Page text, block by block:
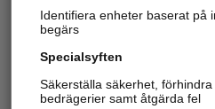
Identifiera enheter baserat på
begärs
Specialsyften
Säkerställa säkerhet,
bedrägerier samt åtgärda fel